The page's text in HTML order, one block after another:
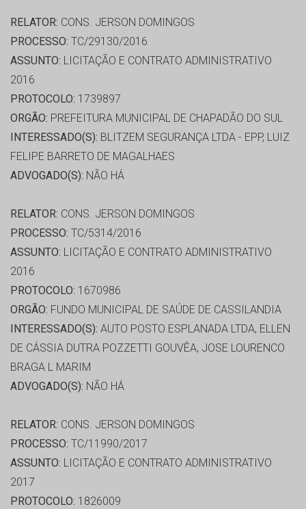
RELATOR: CONS. JERSON DOMINGOS
PROCESSO: TC/29130/2016
ASSUNTO: LICITAÇÃO E CONTRATO ADMINISTRATIVO
2016
PROTOCOLO: 1739897
ORGÃO: PREFEITURA MUNICIPAL DE CHAPADÃO DO SUL
INTERESSADO(S): BLITZEM SEGURANÇA LTDA - EPP, LUIZ
FELIPE BARRETO DE MAGALHAES
ADVOGADO(S): NÃO HÁ
RELATOR: CONS. JERSON DOMINGOS
PROCESSO: TC/5314/2016
ASSUNTO: LICITAÇÃO E CONTRATO ADMINISTRATIVO
2016
PROTOCOLO: 1670986
ORGÃO: FUNDO MUNICIPAL DE SAÚDE DE CASSILANDIA
INTERESSADO(S): AUTO POSTO ESPLANADA LTDA, ELLEN
DE CÁSSIA DUTRA POZZETTI GOUVÊA, JOSE LOURENCO
BRAGA L MARIM
ADVOGADO(S): NÃO HÁ
RELATOR: CONS. JERSON DOMINGOS
PROCESSO: TC/11990/2017
ASSUNTO: LICITAÇÃO E CONTRATO ADMINISTRATIVO
2017
PROTOCOLO: 1826009